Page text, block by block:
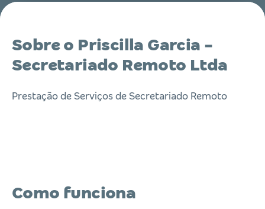
Sobre o Priscilla Garcia -
Secretariado Remoto Ltda
Prestação de Serviços de Secretariado Remoto
Como funciona